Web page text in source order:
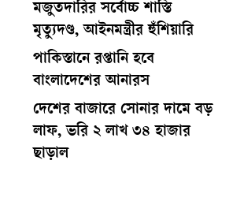
মজুতদারির সর্বোচ্চ শাস্তি
মৃত্যুদণ্ড, আইনমন্ত্রীর হুঁশিয়ারি
পাকিস্তানে রপ্তানি হবে
বাংলাদেশের আনারস
দেশের বাজারে সোনার দামে বড়
লাফ, ভরি ২ লাখ ৩৪ হাজার
ছাড়াল